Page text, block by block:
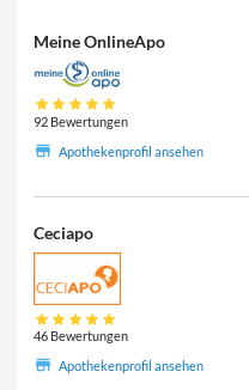
Meine OnlineApo
92 Bewertungen
Apothekenprofil ansehen
Ceciapo
46 Bewertungen
Apothekenprofil ansehen